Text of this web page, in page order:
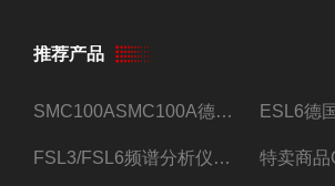
推荐产品
SMC100ASMC100A德国罗德与施瓦茨射频信号源
FSL3/FSL6频谱分析仪FSL3/FSL6罗德与施瓦茨